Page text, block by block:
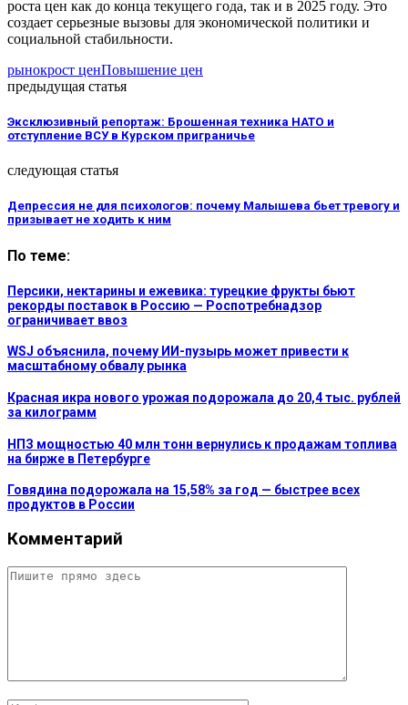
роста цен как до конца текущего года, так и в 2025 году. Это
создает серьезные вызовы для экономической политики и
социальной стабильности.
рынокрост ценПовышение цен
предыдущая статья
Эксклюзивный репортаж: Брошенная техника НАТО и
отступление ВСУ в Курском приграничье
следующая статья
Депрессия не для психологов: почему Малышева бьет тревогу и
призывает не ходить к ним
По теме:
Персики, нектарины и ежевика: турецкие фрукты бьют
рекорды поставок в Россию — Роспотребнадзор
ограничивает ввоз
WSJ объяснила, почему ИИ-пузырь может привести к
масштабному обвалу рынка
Красная икра нового урожая подорожала до 20,4 тыс. рублей
за килограмм
НПЗ мощностью 40 млн тонн вернулись к продажам топлива
на бирже в Петербурге
Говядина подорожала на 15,58% за год — быстрее всех
продуктов в России
Комментарий